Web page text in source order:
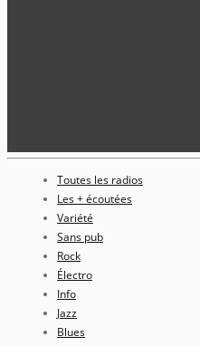
Toutes les radios
Les + écoutées
Variété
Sans pub
Rock
Électro
Info
Jazz
Blues